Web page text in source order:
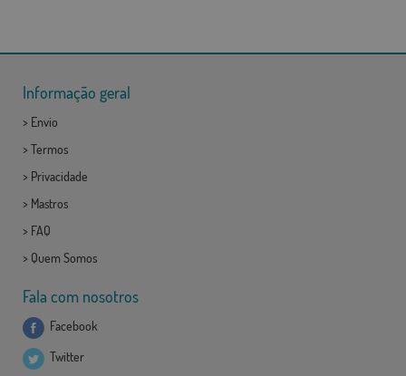
Informação geral
> Envio
> Termos
> Privacidade
> Mastros
> FAQ
> Quem Somos
Fala com nosotros
Facebook
Twitter